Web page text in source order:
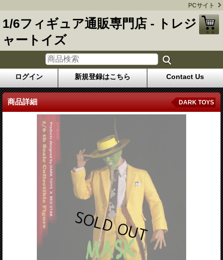
PCサイト
1/6フィギュア通販専門店 - トレジ
ャートイズ
ログイン 新規登録はこちら Contact Us
商品詳細 DARK TOYS